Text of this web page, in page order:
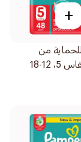
+
من
التسلخات، مقاس 5، 12-18